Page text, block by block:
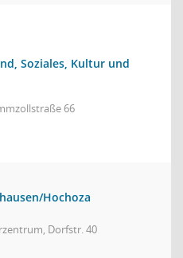
Soziales, Kultur und
66
Hochoza
Dorfstr. 40